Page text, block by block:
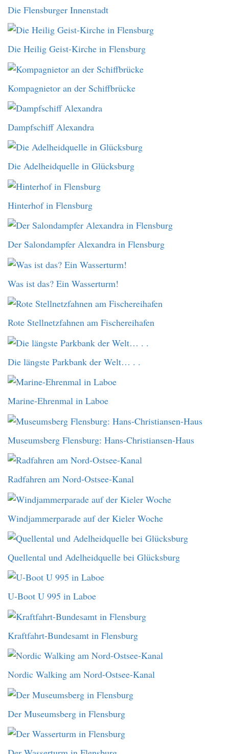
Die Flensburger Innenstadt
Die Heilig Geist-Kirche in Flensburg
Kompagnietor an der Schiffbrücke
Dampfschiff Alexandra
Die Adelheidquelle in Glücksburg
Hinterhof in Flensburg
Der Salondampfer Alexandra in Flensburg
Was ist das? Ein Wasserturm!
Rote Stellnetzfahnen am Fischereihafen
Die längste Parkbank der Welt… . .
Marine-Ehrenmal in Laboe
Museumsberg Flensburg: Hans-Christiansen-Haus
Radfahren am Nord-Ostsee-Kanal
Windjammerparade auf der Kieler Woche
Quellental und Adelheidquelle bei Glücksburg
U-Boot U 995 in Laboe
Kraftfahrt-Bundesamt in Flensburg
Nordic Walking am Nord-Ostsee-Kanal
Der Museumsberg in Flensburg